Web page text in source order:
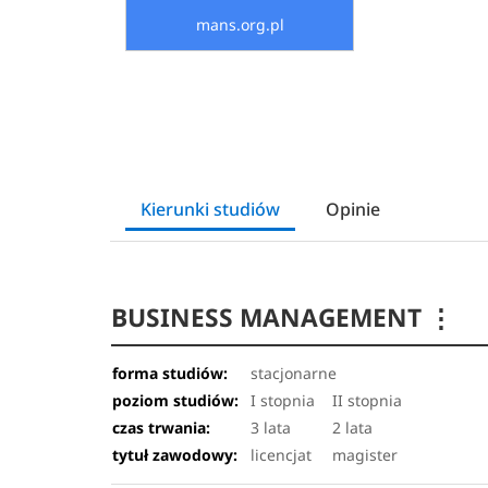
mans.org.pl
Kierunki studiów Opinie
BUSINESS MANAGEMENT ⋮
forma studiów:
stacjonarne
poziom studiów: I stopnia
II stopnia
czas trwania:
3 lata
2 lata
tytuł zawodowy:
licencjat magister